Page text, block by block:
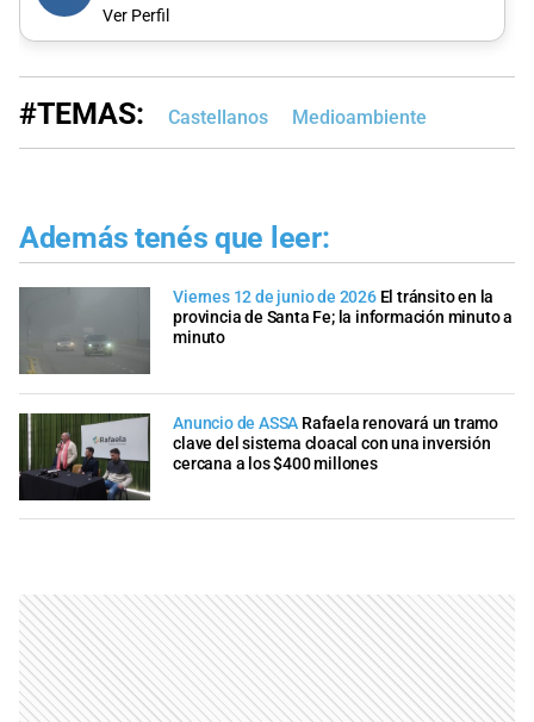
Ver Perfil
#TEMAS: Castellanos Medioambiente
Además tenés que leer:
Viernes 12 de junio de 2026 El tránsito en la
provincia de Santa Fe; la información minuto a
minuto
Anuncio de ASSA Rafaela renovará un tramo
clave del sistema cloacal con una inversión
cercana a los $400 millones